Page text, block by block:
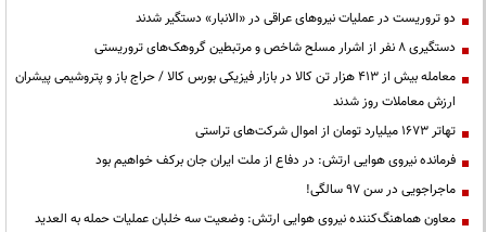
دو تروریست در عملیات نیروهای عراقی در «الانبار» دستگیر شدند
دستگیری ۸ نفر از اشرار مسلح شاخص و مرتبطین گروهک‌های تروریستی
معامله بیش از ۴۱۳ هزار تن کالا در بازار فیزیکی بورس کالا / حراج باز و پتروشیمی پیشران
ارزش معاملات روز شدند
تهاتر ۱۶۷۳ میلیارد تومان از اموال شرکت‌های تراستی
فرمانده نیروی هوایی ارتش: در دفاع از ملت ایران جان برکف خواهیم بود
ماجراجویی در سن ۹۷ سالگی!
معاون هماهنگ‌کننده نیروی هوایی ارتش: وضعیت سه خلبان عملیات حمله به العدید